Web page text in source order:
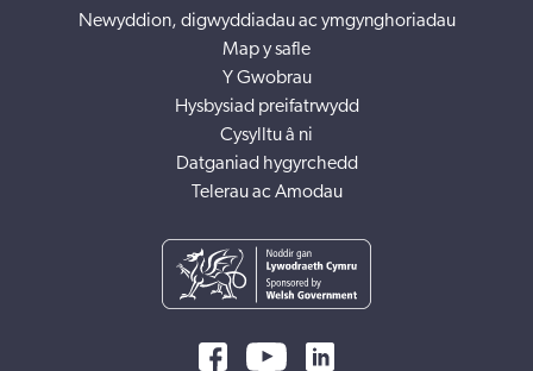
Newyddion, digwyddiadau ac ymgynghoriadau
Map y safle
Y Gwobrau
Hysbysiad preifatrwydd
Cysylltu â ni
Datganiad hygyrchedd
Telerau ac Amodau